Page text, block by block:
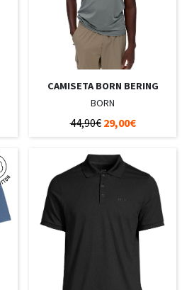
CAMISETA BORN BERING
BORN
44,90€ 29,00€